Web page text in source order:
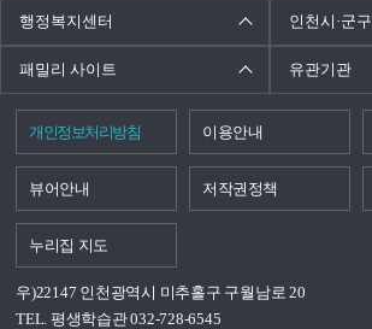
행정복지센터 인천시·군구
패밀리 사이트 유관기관
개인정보처리방침 이용안내
뷰어안내 저작권정책
누리집 지도
우)22147 인천광역시 미추홀구 구월남로 20
TEL. 평생학습관 032-728-6545